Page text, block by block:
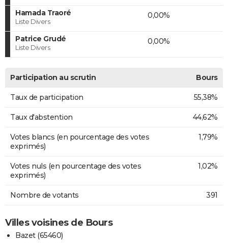
Hamada Traoré
Liste Divers
0,00%
Patrice Grudé
Liste Divers
0,00%
Participation au scrutin Bours
Taux de participation 55,38%
Taux d'abstention 44,62%
Votes blancs (en pourcentage des votes
exprimés)
1,79%
Votes nuls (en pourcentage des votes
exprimés)
1,02%
Nombre de votants 391
Villes voisines de Bours
Bazet (65460)